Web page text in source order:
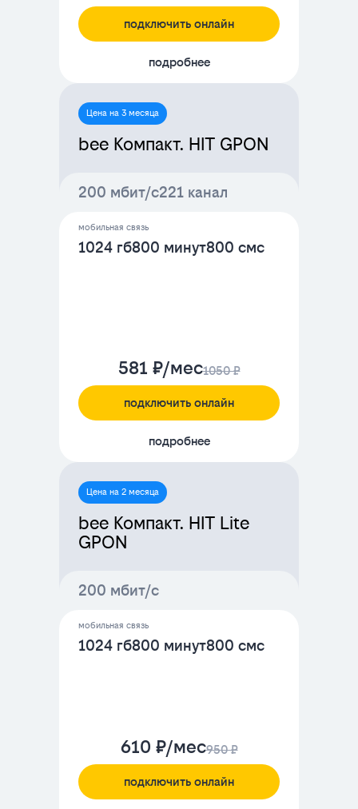
подключить онлайн
подробнее
Цена на 3 месяца
bee Компакт. HIT GPON
200 мбит/с221 канал
мобильная связь
1024 гб800 минут800 смс
581 ₽/мес1050 ₽
подключить онлайн
подробнее
Цена на 2 месяца
bee Компакт. HIT Lite
GPON
200 мбит/с
мобильная связь
1024 гб800 минут800 смс
610 ₽/мес950 ₽
подключить онлайн